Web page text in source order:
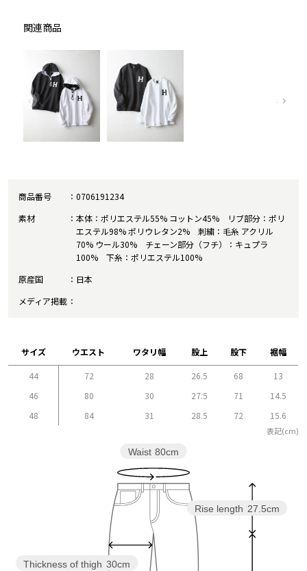
関連商品
商品番号
0706191234
素材
本体：ポリエステル55% コットン45% リブ部分：ポリ
エステル98% ポリウレタン2% 刺繍：毛糸 アクリル
70% ウール30% チェーン部分（フチ）：キュプラ
100% 下糸：ポリエステル100%
原産国
日本
メディア掲載
サイズ ウエスト ワタリ幅 股上 股下 裾幅
44 72 28 26.5 68
13
46
80 30 27.5 71
14.5
48
84 31 28.5 72 15.6
表記(cm)
Rise length 27.5cm
Thickness of thigh 30cm
Waist 80cm